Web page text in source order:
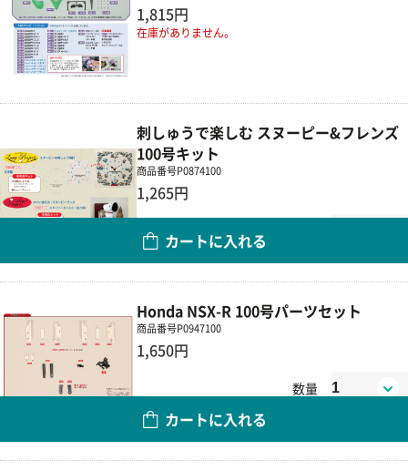
1,815円
在庫がありません。
刺しゅうで楽しむ スヌーピー&フレンズ
100号キット
商品番号P0874100
1,265円
カートに入れる
Honda NSX-R 100号パーツセット
商品番号P0947100
1,650円
数量
カートに入れる